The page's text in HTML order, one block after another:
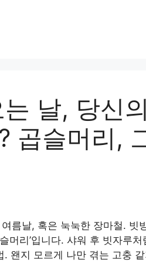
는 날, 당신
곱슬머리,
름날, 혹은 눅눅한 장마철. 빗
머리’입니다. 샤워 후 빗자루
. 왠지 모르게 나만 겪는 고충